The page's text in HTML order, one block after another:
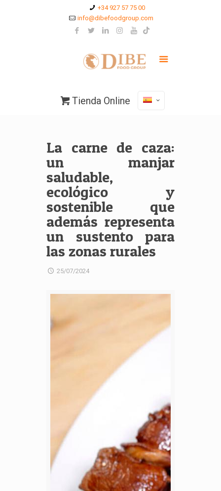
+34 927 57 75 00
info@dibefoodgroup.com
Tienda Online
La carne de caza:
un manjar
saludable,
ecológico y
sostenible que
además representa
un sustento para
las zonas rurales
25/07/2024